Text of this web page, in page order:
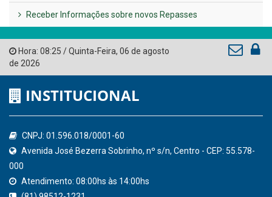
Governo de Pernambuco
Tribunal de Contas do Estado de Pernambuco
Ministério Público do Estado de Pernambuco
Controladoria-Geral da União
Confederação Nacional de Municípios - CNM
QEdu
Consultar Convênios